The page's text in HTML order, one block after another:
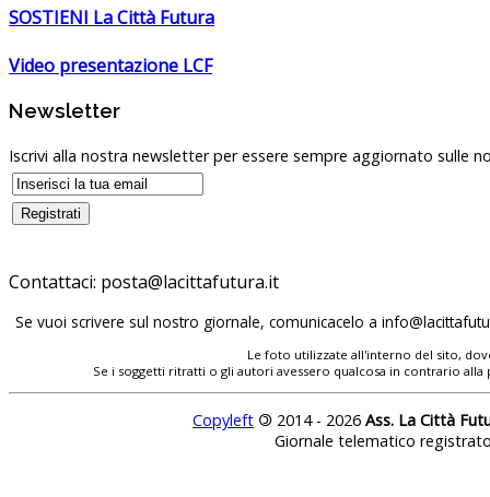
SOSTIENI La Città Futura
Video presentazione LCF
Newsletter
Iscrivi alla nostra newsletter per essere sempre aggiornato sulle
Contattaci: posta@lacittafutura.it
Se vuoi scrivere sul nostro giornale, comunicacelo a
Le foto utilizzate all'interno del sito,
Se i soggetti ritratti o gli autori avessero qualcosa in contrario
Copyleft © 2014 - 2026 Ass. La Città
Giornale telematico